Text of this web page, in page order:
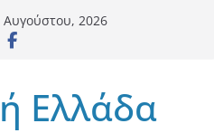
2026
Ελλάδα